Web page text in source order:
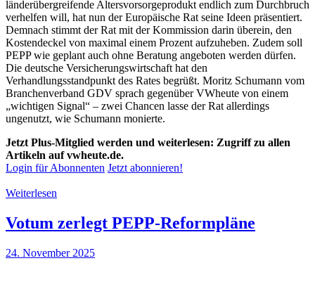
länderübergreifende Altersvorsorgeprodukt endlich zum Durchbruch
verhelfen will, hat nun der Europäische Rat seine Ideen präsentiert.
Demnach stimmt der Rat mit der Kommission darin überein, den
Kostendeckel von maximal einem Prozent aufzuheben. Zudem soll
PEPP wie geplant auch ohne Beratung angeboten werden dürfen.
Die deutsche Versicherungswirtschaft hat den
Verhandlungsstandpunkt des Rates begrüßt. Moritz Schumann vom
Branchenverband GDV sprach gegenüber VWheute von einem
„wichtigen Signal“ – zwei Chancen lasse der Rat allerdings
ungenutzt, wie Schumann monierte.
Jetzt Plus-Mitglied werden und weiterlesen: Zugriff zu allen
Artikeln auf vwheute.de.
Login für Abonnenten Jetzt abonnieren!
Weiterlesen
Votum zerlegt PEPP-Reformpläne
24. November 2025